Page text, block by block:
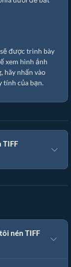
được trình bày
xem hình ảnh
hãy nhấn vào
tính của bạn.
TIFF
nén TIFF